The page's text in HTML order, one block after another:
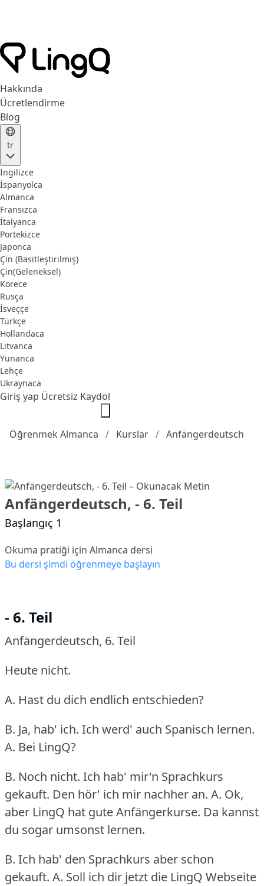
Hakkında
Ücretlendirme
Blog
tr
İngilizce
İspanyolca
Almanca
Fransızca
İtalyanca
Portekizce
Japonca
Çin (Basitleştirilmiş)
Çin(Geleneksel)
Korece
Rusça
İsveççe
Türkçe
Hollandaca
Litvanca
Yunanca
Lehçe
Ukraynaca
Giriş yap Ücretsiz Kaydol
Öğrenmek Almanca Kurslar Anfängerdeutsch
Anfängerdeutsch, - 6. Teil
Başlangıç 1
Okuma pratiği için Almanca dersi
Bu dersi şimdi öğrenmeye başlayın
- 6. Teil
Anfängerdeutsch, 6. Teil
Heute nicht.
A. Hast du dich endlich entschieden?
B. Ja, hab' ich. Ich werd' auch Spanisch lernen.
A. Bei LingQ?
B. Noch nicht. Ich hab' mir'n Sprachkurs
gekauft. Den hör' ich mir nachher an. A. Ok,
aber LingQ hat gute Anfängerkurse. Da kannst
du sogar umsonst lernen.
B. Ich hab' den Sprachkurs aber schon
gekauft. A. Soll ich dir jetzt die LingQ Webseite